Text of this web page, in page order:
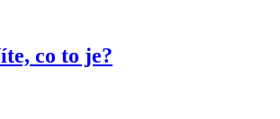
co to je?